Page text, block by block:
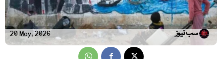
20 May, 2026 سب نیوز